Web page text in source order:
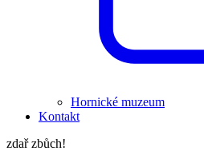
Hornické muzeum
Kontakt
zdař zbůch!